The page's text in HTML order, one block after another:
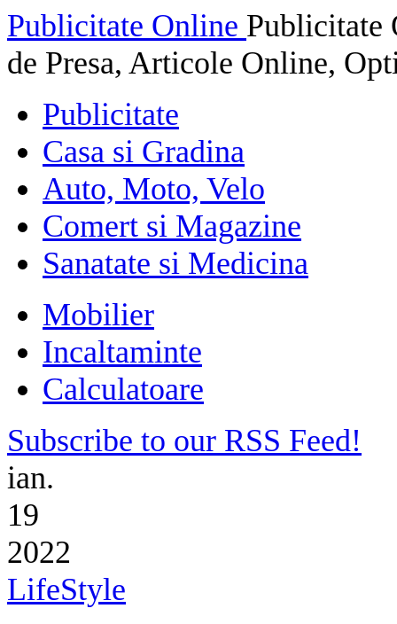
Publicitate Online Publicitate
de Presa, Articole Online,
Publicitate
Casa si Gradina
Auto, Moto, Velo
Comert si Magazine
Sanatate si Medicina
Mobilier
Incaltaminte
Calculatoare
Subscribe to our RSS Feed!
ian.
19
2022
LifeStyle